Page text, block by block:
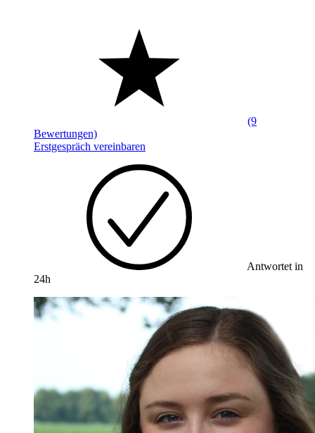
(9
Bewertungen)
Erstgespräch vereinbaren
Antwortet in
24h